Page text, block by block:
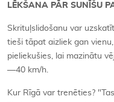
LĒKŠANA PĀR SUNĪŠU
Skrituļslidošanu var
tieši tāpat aizliek gan
pieliekušies, lai mazinātu
—40 km/h.
Kur Rīgā var trenēties?